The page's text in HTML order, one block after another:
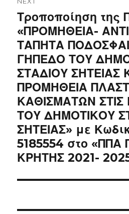
Next
post:
Τροποποίηση της
«ΠΡΟΜΗΘΕΙΑ-
ΤΑΠΗΤΑ
ΓΗΠΕΔΟ ΤΟΥ
ΣΤΑΔΙΟΥ ΣΗΤΕΙΑΣ
ΠΡΟΜΗΘΕΙΑ
ΚΑΘΙΣΜΑΤΩΝ ΣΤΙΣ
ΤΟΥ ΔΗΜΟΤΙΚΟΥ
ΣΗΤΕΙΑΣ» με
5185554 στο «ΠΠΑ
ΚΡΗΤΗΣ 2021-